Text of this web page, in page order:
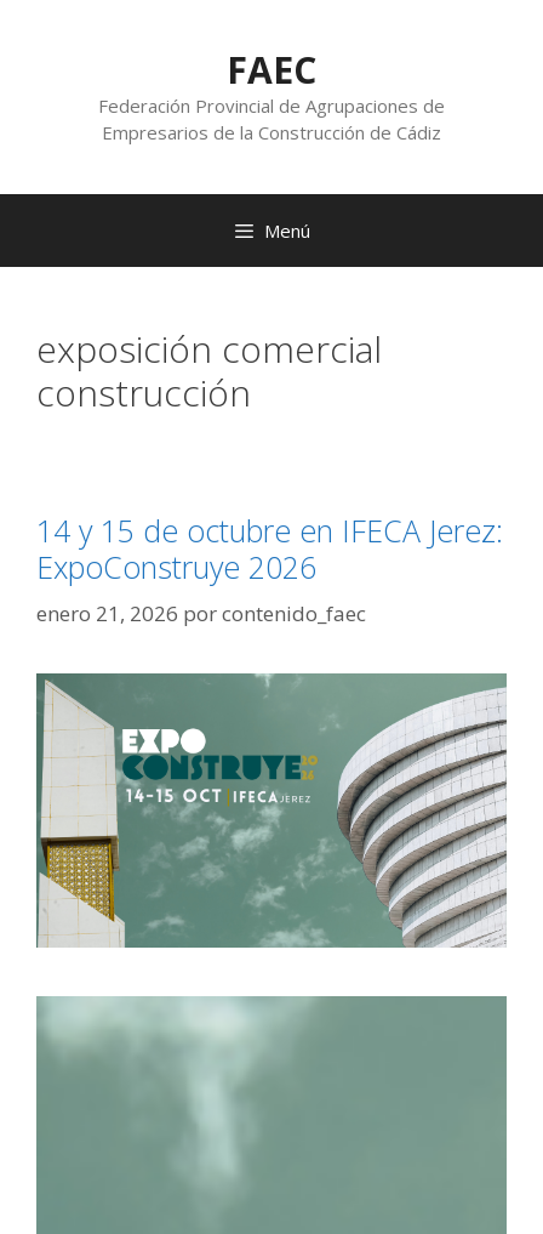
FAEC
Federación Provincial de Agrupaciones de
Empresarios de la Construcción de Cádiz
Menú
exposición comercial
construcción
14 y 15 de octubre en IFECA Jerez:
ExpoConstruye 2026
enero 21, 2026 porcontenido_faec